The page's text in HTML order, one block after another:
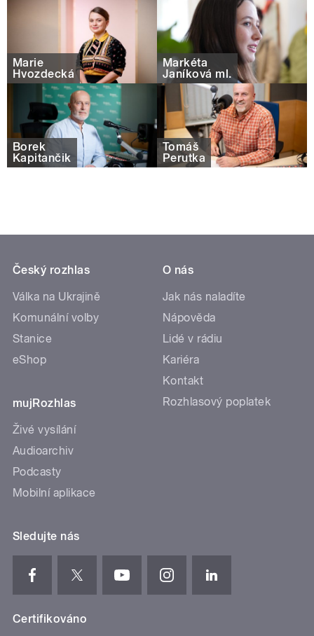
Marie
Hvozdecká
Markéta
Janíková ml.
Borek
Kapitančik
Tomáš
Perutka
Český rozhlas
Válka na Ukrajině
Komunální volby
Stanice
eShop
mujRozhlas
Živé vysílání
Audioarchiv
Podcasty
Mobilní aplikace
O nás
Jak nás naladíte
Nápověda
Lidé v rádiu
Kariéra
Kontakt
Rozhlasový poplatek
Sledujte nás
Certifikováno